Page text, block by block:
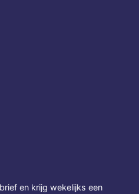
en krijg wekelijks een